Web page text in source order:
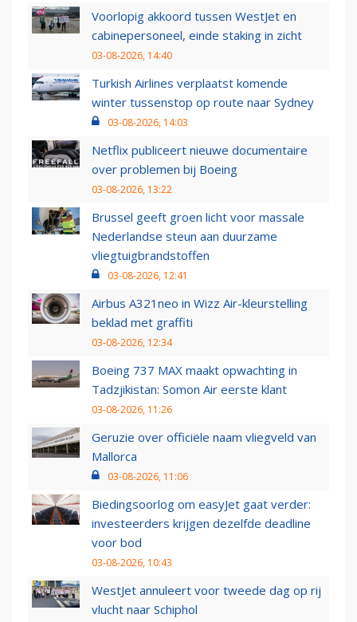
Voorlopig akkoord tussen WestJet en
cabinepersoneel, einde staking in zicht
03-08-2026, 14:40
Turkish Airlines verplaatst komende
winter tussenstop op route naar Sydney
03-08-2026, 14:03
Netflix publiceert nieuwe documentaire
over problemen bij Boeing
03-08-2026, 13:22
Brussel geeft groen licht voor massale
Nederlandse steun aan duurzame
vliegtuigbrandstoffen
03-08-2026, 12:41
Airbus A321neo in Wizz Air-kleurstelling
beklad met graffiti
03-08-2026, 12:34
Boeing 737 MAX maakt opwachting in
Tadzjikistan: Somon Air eerste klant
03-08-2026, 11:26
Geruzie over officiële naam vliegveld van
Mallorca
03-08-2026, 11:06
Biedingsoorlog om easyJet gaat verder:
investeerders krijgen dezelfde deadline
voor bod
03-08-2026, 10:43
WestJet annuleert voor tweede dag op rij
vlucht naar Schiphol